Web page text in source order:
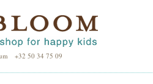
+32 50 34 75 09